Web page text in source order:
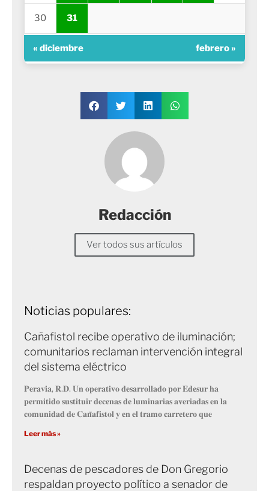
30 31
« diciembre febrero »
Redacción
Ver todos sus artículos
Noticias populares:
Cañafistol recibe operativo de iluminación;
comunitarios reclaman intervención integral
del sistema eléctrico
𝐏𝐞𝐫𝐚𝐯𝐢𝐚, 𝐑.𝐃. 𝐔𝐧 𝐨𝐩𝐞𝐫𝐚𝐭𝐢𝐯𝐨 𝐝𝐞𝐬𝐚𝐫𝐫𝐨𝐥𝐥𝐚𝐝𝐨 𝐩𝐨𝐫 𝐄𝐝𝐞𝐬𝐮𝐫 𝐡𝐚
𝐩𝐞𝐫𝐦𝐢𝐭𝐢𝐝𝐨 𝐬𝐮𝐬𝐭𝐢𝐭𝐮𝐢𝐫 𝐝𝐞𝐜𝐞𝐧𝐚𝐬 𝐝𝐞 𝐥𝐮𝐦𝐢𝐧𝐚𝐫𝐢𝐚𝐬 𝐚𝐯𝐞𝐫𝐢𝐚𝐝𝐚𝐬 𝐞𝐧 𝐥𝐚
𝐜𝐨𝐦𝐮𝐧𝐢𝐝𝐚𝐝 𝐝𝐞 𝐂𝐚𝐧̃𝐚𝐟𝐢𝐬𝐭𝐨𝐥 𝐲 𝐞𝐧 𝐞𝐥 𝐭𝐫𝐚𝐦𝐨 𝐜𝐚𝐫𝐫𝐞𝐭𝐞𝐫𝐨 𝐪𝐮𝐞
Leer más »
Decenas de pescadores de Don Gregorio
respaldan proyecto político a senador de